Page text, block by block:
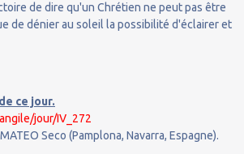
de dire qu'un Chrétien ne peut pas être
de dénier au soleil la possibilité d'éclairer et
ce jour.
jour/IV_272
Seco (Pamplona, Navarra, Espagne).